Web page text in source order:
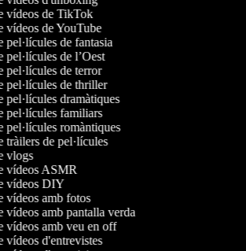
vídeos de TikTok
vídeos de YouTube
pel·lícules de fantasia
pel·lícules de l’Oest
pel·lícules de terror
pel·lícules de thriller
pel·lícules dramàtiques
pel·lícules familiars
pel·lícules romàntiques
tràilers de pel·lícules
vlogs
vídeos ASMR
vídeos DIY
vídeos amb fotos
vídeos amb pantalla verda
vídeos amb veu en off
vídeos d'entrevistes